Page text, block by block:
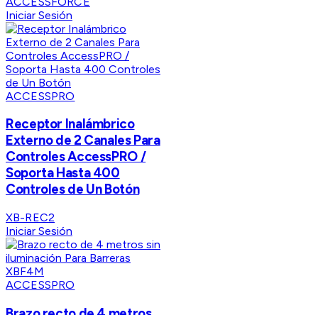
Iniciar Sesión
ACCESSPRO
Receptor Inalámbrico
Externo de 2 Canales Para
Controles AccessPRO /
Soporta Hasta 400
Controles de Un Botón
XB-REC2
Iniciar Sesión
ACCESSPRO